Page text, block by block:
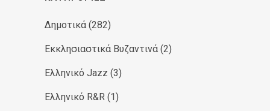
Δημοτικά (282)
Εκκλησιαστικά Βυζαντινά (2)
Ελληνικό Jazz (3)
Ελληνικό R&R (1)